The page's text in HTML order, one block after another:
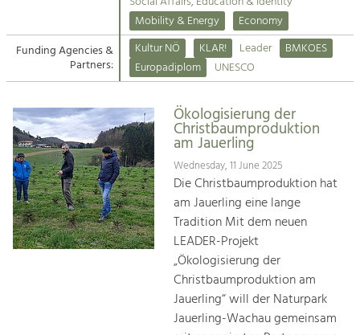
Suche
Impressum
Kontakt
Tourism
Offer Development and Positioning
Art & Culture
Crafts, Science and Research.
Social Affairs, Education
& Identity
Equality, Youth and Integration.
Climate Change, Public Transport and
Mobility & Energy
Economy
Funding Agencies &
Partners:
Kultur NÖ KLAR! Leader
BMKOES
Europadiplom
UNESCO
Ökologisierung der
Christbaumproduktion
am Jauerling
Wednesday, 11 June 2025
Die Christbaumproduktion hat
am Jauerling eine lange
Tradition Mit dem neuen
LEADER-Projekt
„Ökologisierung der
Christbaumproduktion am
Jauerling“ will der Naturpark
Jauerling-Wachau gemeinsam